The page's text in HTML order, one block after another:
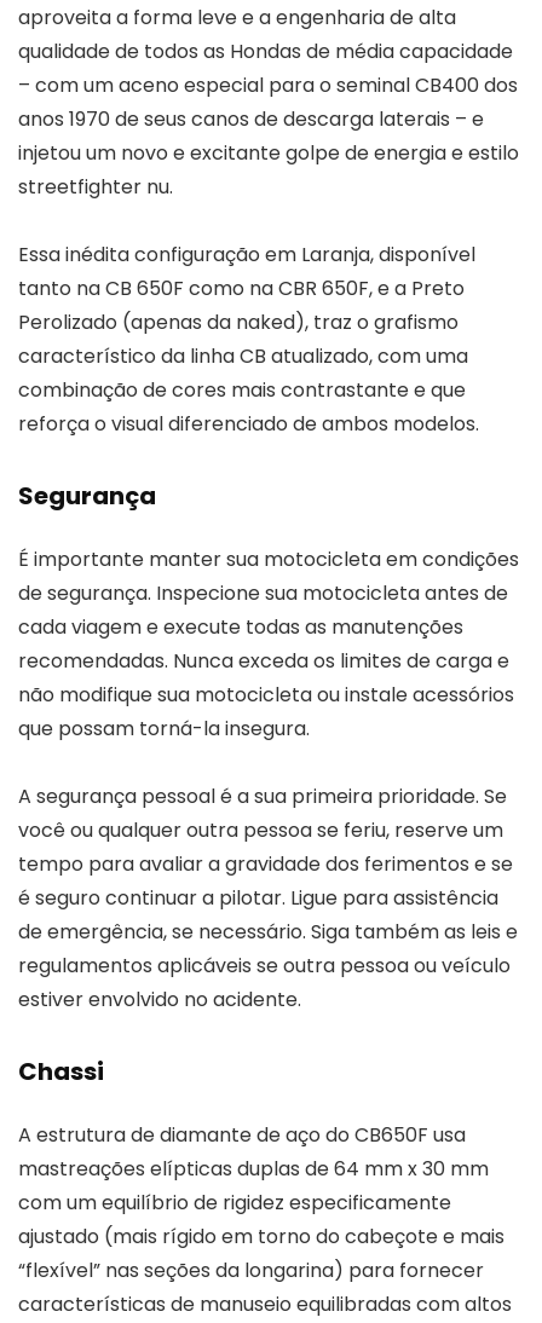
aproveita a forma leve e a engenharia de alta
qualidade de todos as Hondas de média capacidade
– com um aceno especial para o seminal CB400 dos
anos 1970 de seus canos de descarga laterais – e
injetou um novo e excitante golpe de energia e estilo
streetfighter nu.
Essa inédita configuração em Laranja, disponível
tanto na CB 650F como na CBR 650F, e a Preto
Perolizado (apenas da naked), traz o grafismo
característico da linha CB atualizado, com uma
combinação de cores mais contrastante e que
reforça o visual diferenciado de ambos modelos.
Segurança
É importante manter sua motocicleta em condições
de segurança. Inspecione sua motocicleta antes de
cada viagem e execute todas as manutenções
recomendadas. Nunca exceda os limites de carga e
não modifique sua motocicleta ou instale acessórios
que possam torná-la insegura.
A segurança pessoal é a sua primeira prioridade. Se
você ou qualquer outra pessoa se feriu, reserve um
tempo para avaliar a gravidade dos ferimentos e se
é seguro continuar a pilotar. Ligue para assistência
de emergência, se necessário. Siga também as leis e
regulamentos aplicáveis ​​se outra pessoa ou veículo
estiver envolvido no acidente.
Chassi
A estrutura de diamante de aço do CB650F usa
mastreações elípticas duplas de 64 mm x 30 mm
com um equilíbrio de rigidez especificamente
ajustado (mais rígido em torno do cabeçote e mais
“flexível” nas seções da longarina) para fornecer
características de manuseio equilibradas com altos